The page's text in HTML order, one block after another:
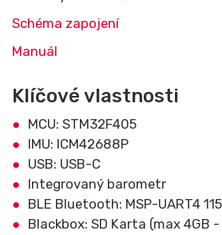
Schéma zapojení
Manuál
Klíčové vlastnosti
MCU: STM32F405
IMU: ICM42688P
USB: USB-C
Integrovaný barometr
BLE Bluetooth: MSP-UART4
Blackbox: SD Karta (max 4GB